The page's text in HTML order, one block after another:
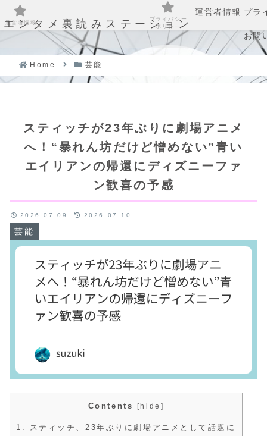
エンタメ裏読みステーション
運営者情報 プラ
お問
Home 芸能
スティッチが23年ぶりに劇場アニメ
へ！“暴れん坊だけど憎めない”青い
エイリアンの帰還にディズニーファ
ン歓喜の予感
芸能
2026.07.09 2026.07.10
Contents [ hide ]
1.
スティッチ、23年ぶりに劇場アニメとして話題に
運営者情報
プライバシー
ポリシー